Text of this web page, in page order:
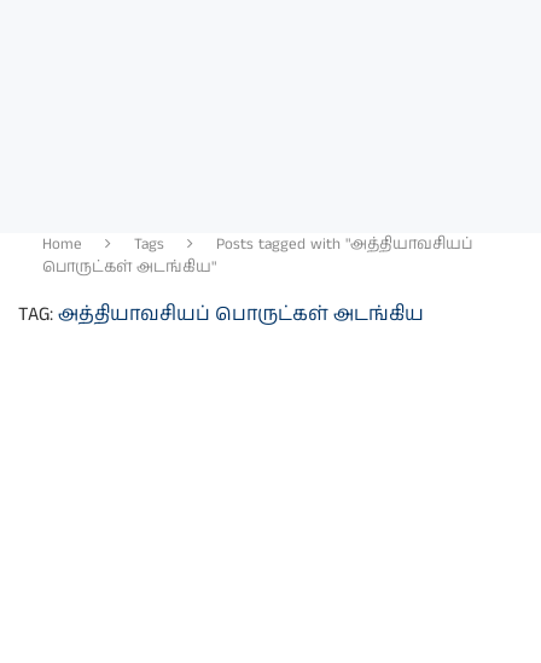
Home Tags
Posts tagged with "அத்தியாவசியப்
பொருட்கள் அடங்கிய"
TAG:அத்தியாவசியப் பொருட்கள் அடங்கிய